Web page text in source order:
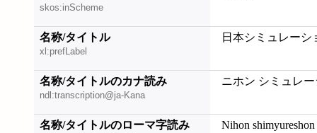
skos:inScheme
名称/タイトル
xl:prefLabel
日本シミュレー
名称/タイトルのカナ読み
ndl:transcription@ja-Kana
ニホン シミュレ
名称/タイトルのローマ字読み Nihon